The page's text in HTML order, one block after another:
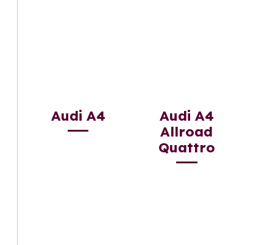
Audi A4
Audi A4
Allroad
Quattro